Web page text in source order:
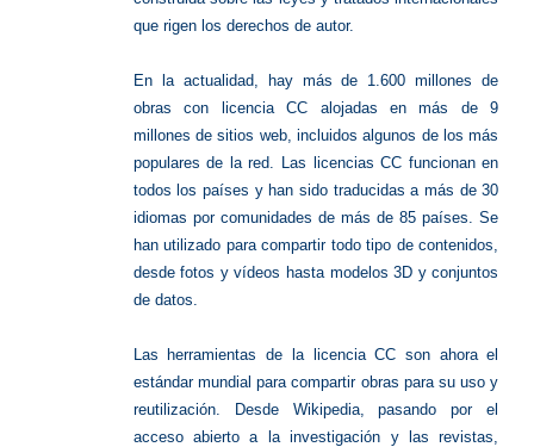
que rigen los derechos de autor.
En la actualidad, hay más de 1.600 millones de
obras con licencia CC alojadas en más de 9
millones de sitios web, incluidos algunos de los más
populares de la red. Las licencias CC funcionan en
todos los países y han sido traducidas a más de 30
idiomas por comunidades de más de 85 países. Se
han utilizado para compartir todo tipo de contenidos,
desde fotos y vídeos hasta modelos 3D y conjuntos
de datos.
Las herramientas de la licencia CC son ahora el
estándar mundial para compartir obras para su uso y
reutilización. Desde Wikipedia, pasando por el
acceso abierto a la investigación y las revistas,